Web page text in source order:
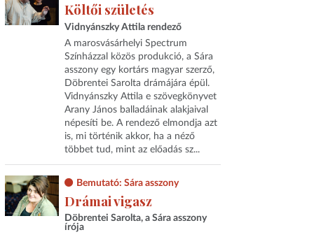
Költői születés
Vidnyánszky Attila rendező
A marosvásárhelyi Spectrum
Színházzal közös produkció, a Sára
asszony egy kortárs magyar szerző,
Döbrentei Sarolta drámájára épül.
Vidnyánszky Attila e szövegkönyvet
Arany János balladáinak alakjaival
népesíti be. A rendező elmondja azt
is, mi történik akkor, ha a néző
többet tud, mint az előadás sz...
Bemutató: Sára asszony
Drámai vigasz
Döbrentei Sarolta, a Sára asszony
írója